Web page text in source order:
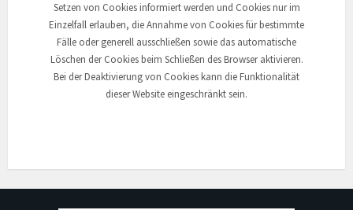
Setzen von Cookies informiert werden und Cookies nur im
Einzelfall erlauben, die Annahme von Cookies für bestimmte
Fälle oder generell ausschließen sowie das automatische
Löschen der Cookies beim Schließen des Browser aktivieren.
Bei der Deaktivierung von Cookies kann die Funktionalität
dieser Website eingeschränkt sein.